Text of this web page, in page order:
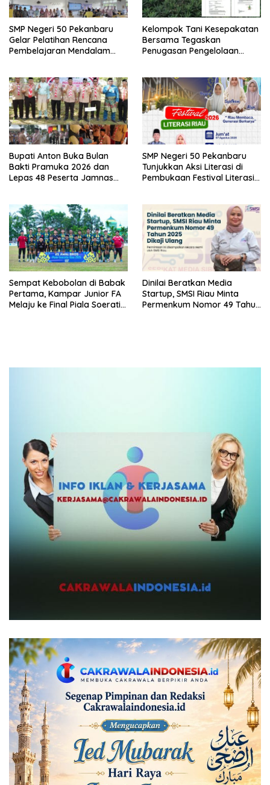
SMP Negeri 50 Pekanbaru
Gelar Pelatihan Rencana
Pembelajaran Mendalam
Kelompok Tani Kesepakatan
Bersama Tegaskan
Penugasan Pengelolaan
Bupati Anton Buka Bulan
Bakti Pramuka 2026 dan
Lepas 48 Peserta Jamnas
SMP Negeri 50 Pekanbaru
Tunjukkan Aksi Literasi di
Pembukaan Festival Literasi
Sempat Kebobolan di Babak
Pertama, Kampar Junior FA
Melaju ke Final Piala Soeratin
Dinilai Beratkan Media
Startup, SMSI Riau Minta
Permenkum Nomor 49 Tahun